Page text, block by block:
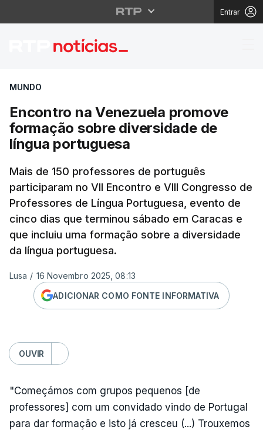
Entrar
Encontro na
MUNDO
Encontro na Venezuela promove
formação sobre diversidade de
língua portuguesa
Mais de 150 professores de português
participaram no VII Encontro e VIII Congresso de
Professores de Língua Portuguesa, evento de
cinco dias que terminou sábado em Caracas e
que incluiu uma formação sobre a diversidade
da língua portuguesa.
Lusa / 16 Novembro 2025, 08:13
ADICIONAR COMO FONTE INFORMATIVA
OUVIR
"Começámos com grupos pequenos [de
professores] com um convidado vindo de Portugal
para dar formação e isto já cresceu (...) Trouxemos